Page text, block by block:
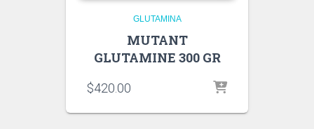
GLUTAMINA
MUTANT
GLUTAMINE 300 GR
$420.00